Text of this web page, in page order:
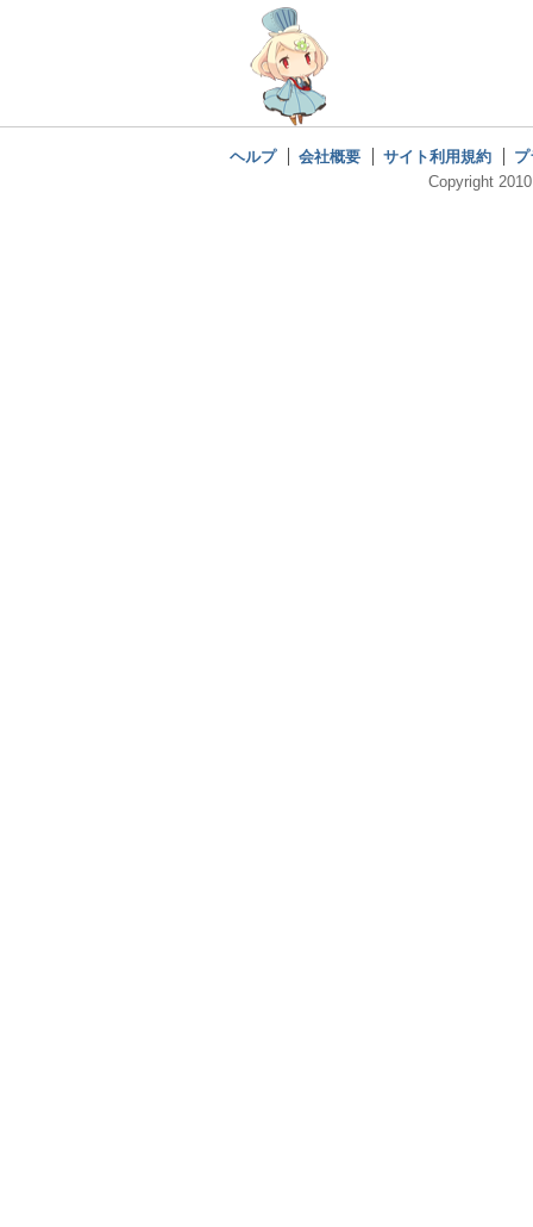
ヘルプ 会社概要 サイト利用規約
Copyright